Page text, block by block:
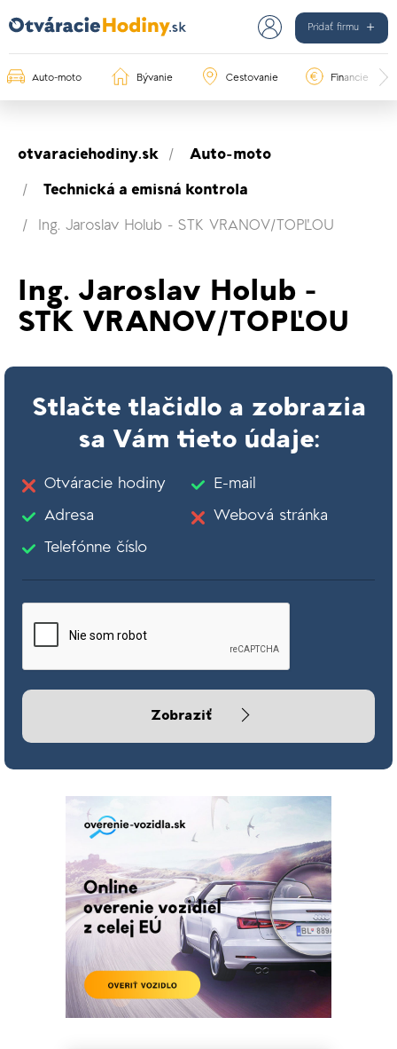
Pridať firmu
Auto-moto Bývanie Cestovanie Financie
otvaraciehodiny.sk Auto-moto
Technická a emisná kontrola
Ing. Jaroslav Holub - STK VRANOV/TOPĽOU
Ing. Jaroslav Holub -
STK VRANOV/TOPĽOU
Stlačte tlačidlo a zobrazia
sa Vám tieto údaje:
Otváracie hodiny
Adresa
Telefónne číslo
E-mail
Webová stránka
Zobraziť